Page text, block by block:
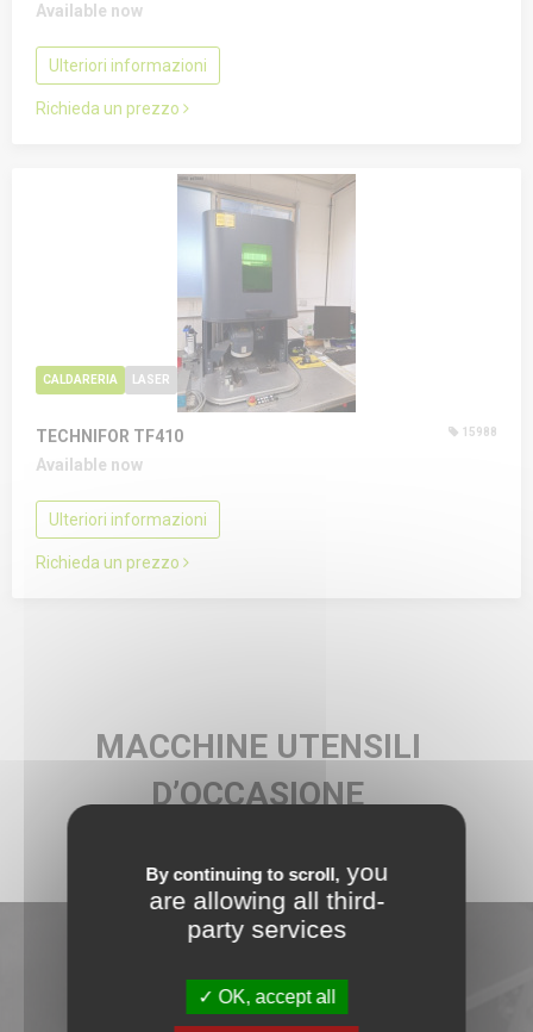
By continuing to scroll, you
are allowing all third-
party services
OK, accept all
Available now
Ulteriori informazioni
Richieda un prezzo
CALDARERIA LASER
TECHNIFOR TF410 15988
Available now
Ulteriori informazioni
Richieda un prezzo
MACCHINE UTENSILI
D’OCCASIONE
NOVITÀ